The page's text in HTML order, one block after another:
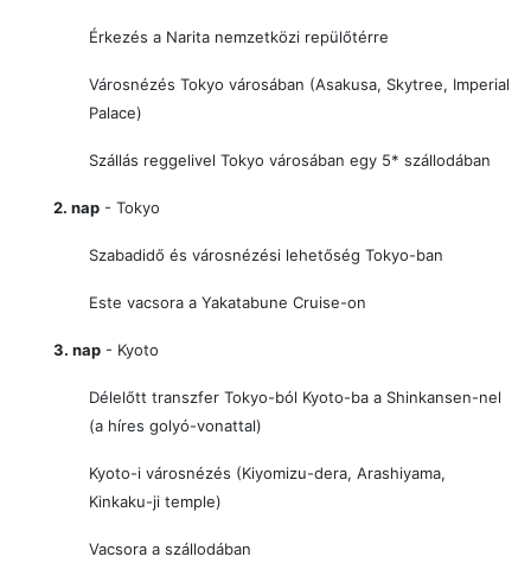
Érkezés a Narita nemzetközi repülőtérre
Városnézés Tokyo városában (Asakusa, Skytree, Imperial
Palace)
Szállás reggelivel Tokyo városában egy 5* szállodában
2. nap - Tokyo
Szabadidő és városnézési lehetőség Tokyo-ban
Este vacsora a Yakatabune Cruise-on
3. nap - Kyoto
Délelőtt transzfer Tokyo-ból Kyoto-ba a Shinkansen-nel
(a híres golyó-vonattal)
Kyoto-i városnézés (Kiyomizu-dera, Arashiyama,
Kinkaku-ji temple)
Vacsora a szállodában